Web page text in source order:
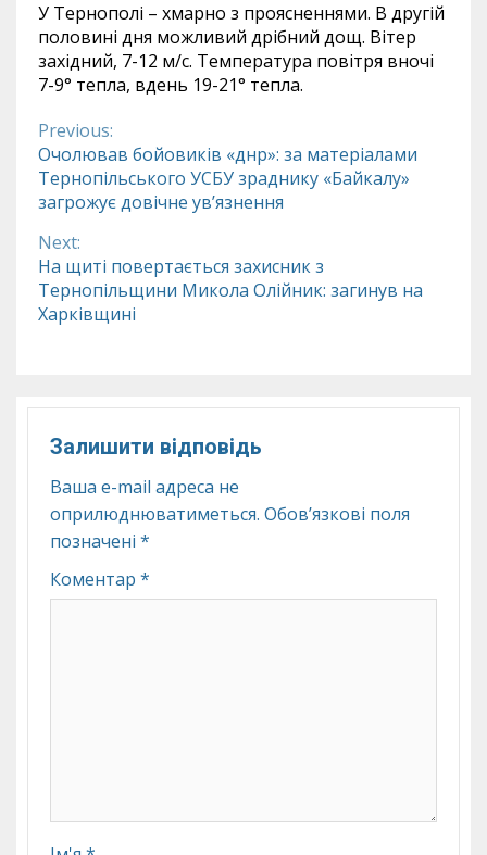
У Тернополі – хмарно з проясненнями. В другій
половині дня можливий дрібний дощ. Вітер
західний, 7-12 м/с. Температура повітря вночі
7-9° тепла, вдень 19-21° тепла.
Continue
Reading
Previous:
Очолював бойовиків «днр»: за матеріалами
Тернопільського УСБУ зраднику «Байкалу»
загрожує довічне ув’язнення
Next:
На щиті повертається захисник з
Тернопільщини Микола Олійник: загинув на
Харківщині
Залишити відповідь
Ваша e-mail адреса не
оприлюднюватиметься. Обов’язкові поля
позначені *
Коментар *